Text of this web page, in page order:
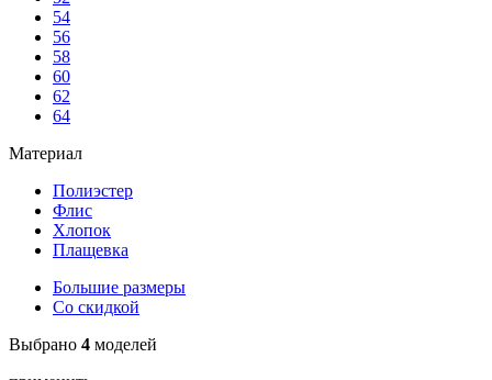
54
56
58
60
62
64
Материал
Полиэстер
Флис
Хлопок
Плащевка
Большие размеры
Со скидкой
Выбрано 4 моделей